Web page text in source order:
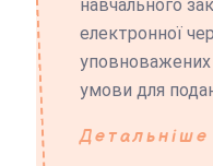
навчального
електронної
уповноважених
умови для
Детальніше